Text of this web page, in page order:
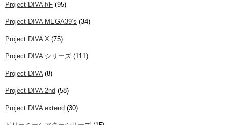
Project DIVA f/F (95)
Project DIVA MEGA39’s (34)
Project DIVA X (75)
Project DIVA シリーズ (111)
Project DIVA(8)
Project DIVA 2nd (58)
Project DIVA extend (30)